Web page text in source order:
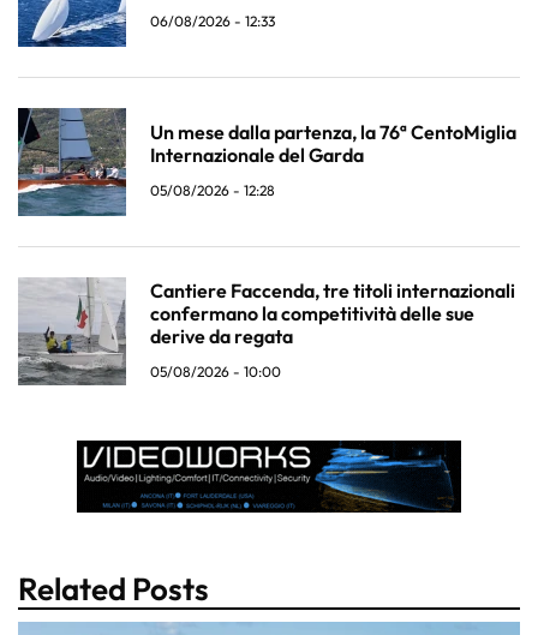
06/08/2026 - 12:33
Un mese dalla partenza, la 76ª CentoMiglia
Internazionale del Garda
05/08/2026 - 12:28
Cantiere Faccenda, tre titoli internazionali
confermano la competitività delle sue
derive da regata
05/08/2026 - 10:00
Related Posts